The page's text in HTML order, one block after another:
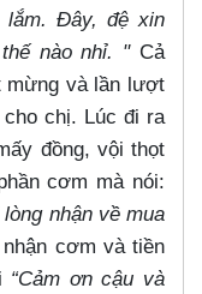
lắm. Đây, đệ xin
nào nhỉ. "Cả
mừng và lần lượt
chị. Lúc đi ra
đồng, vội thọt
cơm mà nói:
nhận về mua
cơm và tiền
“Cảm ơn cậu và